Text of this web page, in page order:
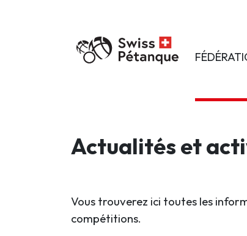
Actualités et
Vous trouverez ici toutes les
compétitions.